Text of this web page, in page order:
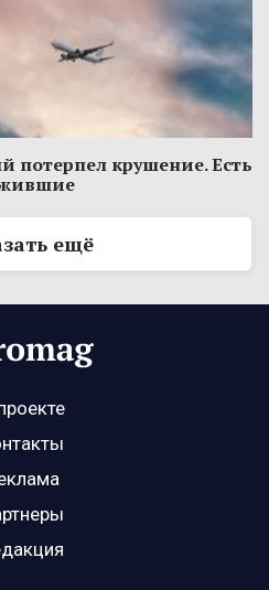
потерпел крушение. Есть
ещё